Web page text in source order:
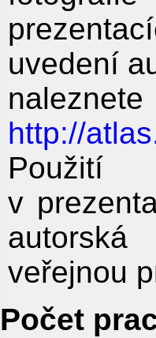
uvedení
http://
Použití
v
veřejnou
Počet